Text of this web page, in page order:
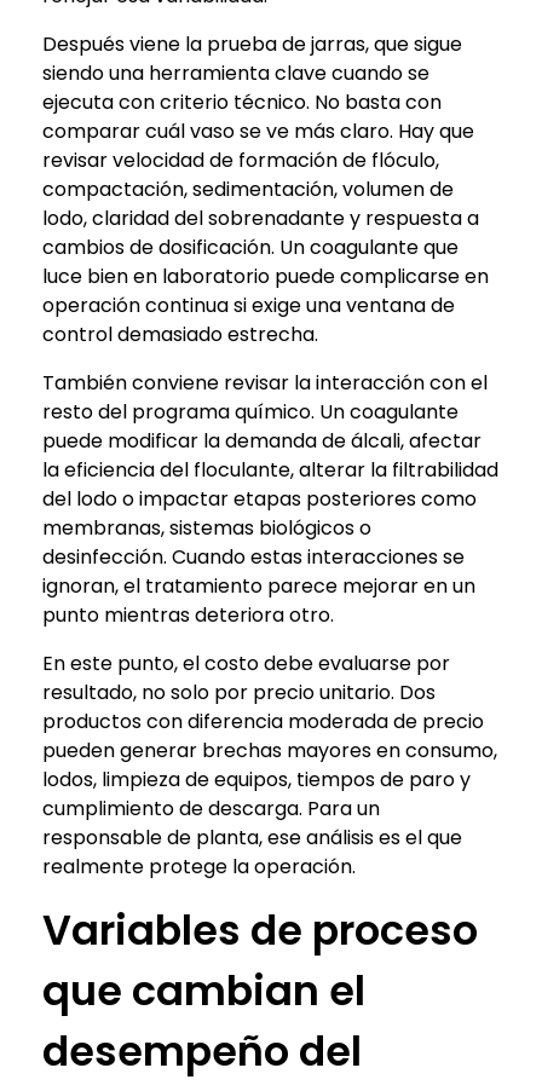
Después viene la prueba de jarras, que sigue
siendo una herramienta clave cuando se
ejecuta con criterio técnico. No basta con
comparar cuál vaso se ve más claro. Hay que
revisar velocidad de formación de flóculo,
compactación, sedimentación, volumen de
lodo, claridad del sobrenadante y respuesta a
cambios de dosificación. Un coagulante que
luce bien en laboratorio puede complicarse en
operación continua si exige una ventana de
control demasiado estrecha.
También conviene revisar la interacción con el
resto del programa químico. Un coagulante
puede modificar la demanda de álcali, afectar
la eficiencia del floculante, alterar la filtrabilidad
del lodo o impactar etapas posteriores como
membranas, sistemas biológicos o
desinfección. Cuando estas interacciones se
ignoran, el tratamiento parece mejorar en un
punto mientras deteriora otro.
En este punto, el costo debe evaluarse por
resultado, no solo por precio unitario. Dos
productos con diferencia moderada de precio
pueden generar brechas mayores en consumo,
lodos, limpieza de equipos, tiempos de paro y
cumplimiento de descarga. Para un
responsable de planta, ese análisis es el que
realmente protege la operación.
Variables de proceso
que cambian el
desempeño del